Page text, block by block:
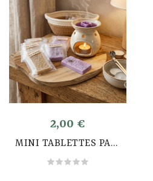
2,00 €
MINI TABLETTES PARFUMÉS